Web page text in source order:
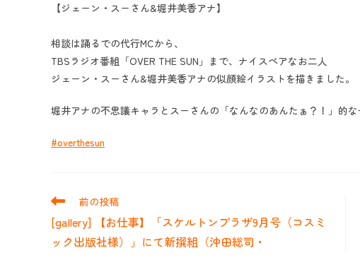
【ジェーン・スーさん&堀井美香アナ】
相談は踊るでの代行MCから、
TBSラジオ番組「OVER THE SUN」まで、ナイスペアなお二人
ジェーン・スーさん&堀井美香アナの似顔絵イラストを描きました。
堀井アナの不思議キャラとスーさんの「なんなのあんたぁ？！」的な
#overthesun
そ
他
の
前の投稿
[gallery] 【お仕事】「スケルトンプラザ9月号（コスミ
ック出版社様）」にて新撰組（沖田総司・